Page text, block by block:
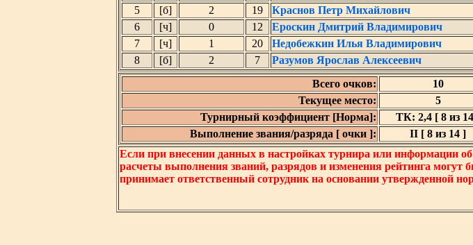
5
[б] 2 19 Краснов Петр Михайлович
6
[ч] 0 12 Ероскин Дмитрий Владимирович
7
[ч] 1 20 Недобежкин Илья Владимирович
8
[б] 2 7 Разумов Ярослав Алексеевич
Всего очков:
10
Текущее место:
5
Турнирный коэффициент [Норма]:
ТК: 2,4 [ 8 из
Выполнение звания/разряда [ очки ]:
II [ 8 из 14 ]
Если при внесении данных в настройках турнира или информации
расчеты выполнения званий, разрядов и изменения рейтинга
принимает ответственный сотрудник на основании утвержденной